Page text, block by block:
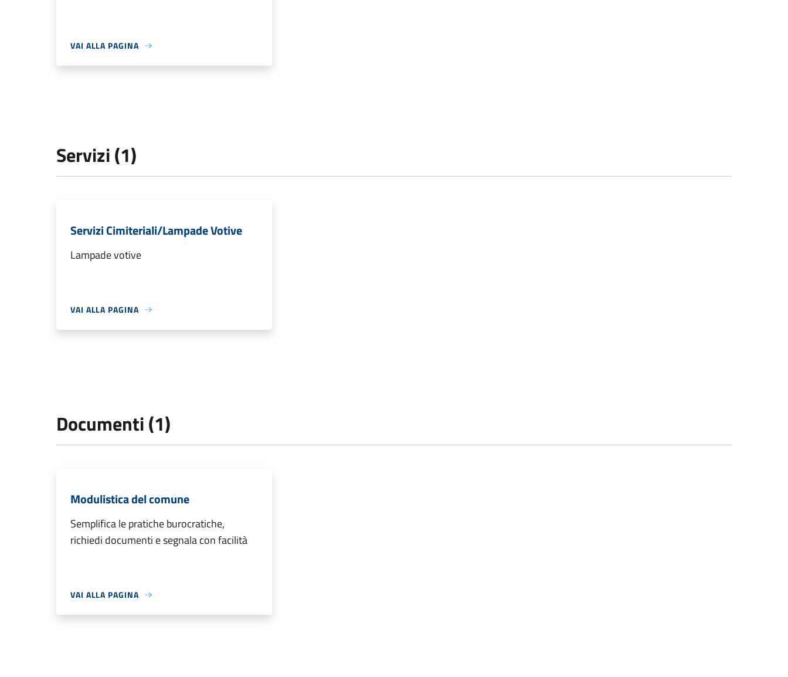
VAI ALLA PAGINA
Servizi (1)
Servizi Cimiteriali/Lampade Votive
Lampade votive
VAI ALLA PAGINA
Documenti (1)
Modulistica del comune
Semplifica le pratiche burocratiche,
richiedi documenti e segnala con facilità
VAI ALLA PAGINA